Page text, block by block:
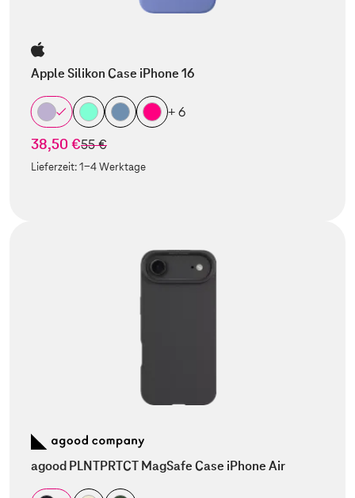
Apple Silikon Case iPhone 16
+ 6
38,50 €statt
55 €
Lieferzeit:1-4 Werktage
agood PLNTPRTCT MagSafe Case iPhone Air